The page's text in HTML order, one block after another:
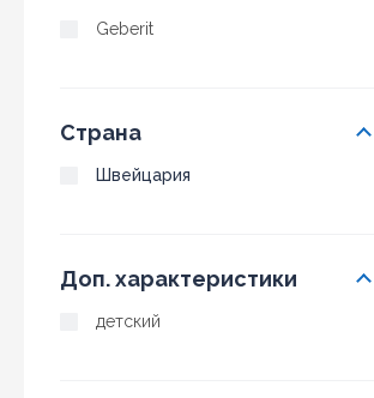
Geberit
Страна
Швейцария
Доп. характеристики
детский